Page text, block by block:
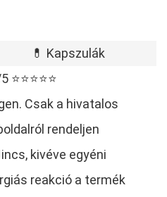
💊 Kapszulák
⭐⭐⭐⭐⭐
Csak a hivatalos
rendeljen
kivéve egyéni
reakció a termék